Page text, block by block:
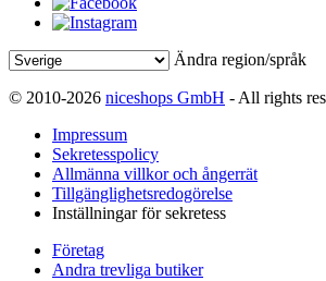
Ändra region/språk
© 2010-2026 niceshops GmbH - All rights
Impressum
Sekretesspolicy
Allmänna villkor och ångerrät
Tillgänglighetsredogörelse
Inställningar för sekretess
Företag
Andra trevliga butiker